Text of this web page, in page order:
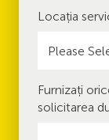
Locația
Furnizați
solicitarea